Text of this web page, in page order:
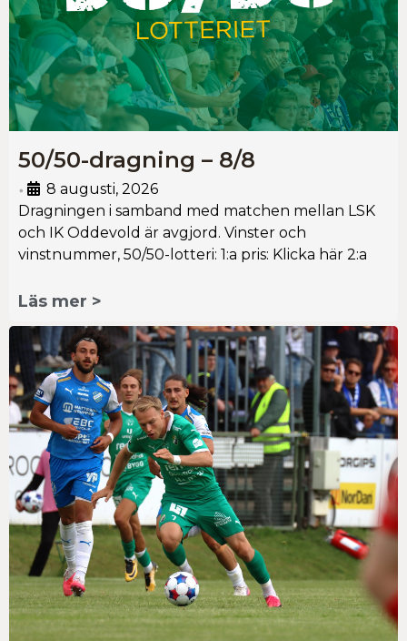
50/50-dragning – 8/8
•
8 augusti, 2026
Dragningen i samband med matchen mellan LSK
och IK Oddevold är avgjord. Vinster och
vinstnummer, 50/50-lotteri: 1:a pris: Klicka här 2:a
Läs mer >